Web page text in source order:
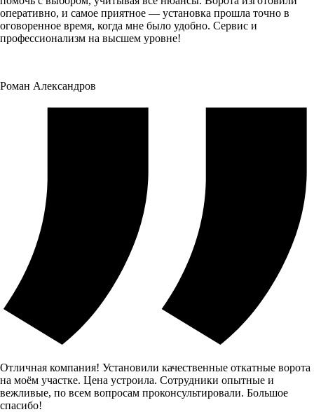
оперативно, и самое приятное — установка прошла точно в
оговоренное время, когда мне было удобно. Сервис и
профессионализм на высшем уровне!
Роман Александров
Отличная компания! Установили качественные откатные ворота
на моём участке. Цена устроила. Сотрудники опытные и
вежливые, по всем вопросам проконсультировали. Большое
спасибо!